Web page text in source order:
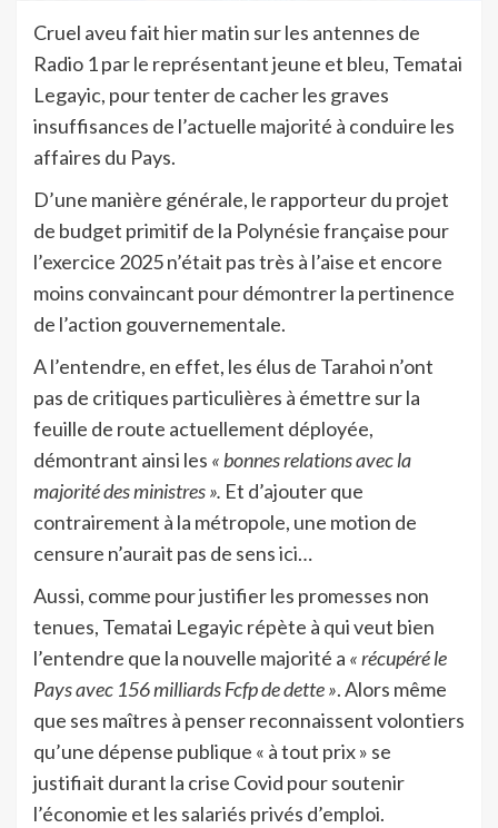
Cruel aveu fait hier matin sur les antennes de
Radio 1 par le représentant jeune et bleu, Tematai
Legayic, pour tenter de cacher les graves
insuffisances de l’actuelle majorité à conduire les
affaires du Pays.
D’une manière générale, le rapporteur du projet
de budget primitif de la Polynésie française pour
l’exercice 2025 n’était pas très à l’aise et encore
moins convaincant pour démontrer la pertinence
de l’action gouvernementale.
A l’entendre, en effet, les élus de Tarahoi n’ont
pas de critiques particulières à émettre sur la
feuille de route actuellement déployée,
démontrant ainsi les « bonnes relations avec la
majorité des ministres ». Et d’ajouter que
contrairement à la métropole, une motion de
censure n’aurait pas de sens ici…
Aussi, comme pour justifier les promesses non
tenues, Tematai Legayic répète à qui veut bien
l’entendre que la nouvelle majorité a « récupéré le
Pays avec 156 milliards Fcfp de dette ». Alors même
que ses maîtres à penser reconnaissent volontiers
qu’une dépense publique « à tout prix » se
justifiait durant la crise Covid pour soutenir
l’économie et les salariés privés d’emploi.